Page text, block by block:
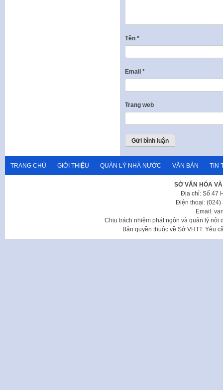
Tên *
Email *
Trang web
TRANG CHỦ GIỚI THIỆU QUẢN LÝ NHÀ NƯỚC VĂN BẢN TIN
SỞ VĂN HÓA
Địa chỉ: Số 47
Điện thoại: (024)
Email:
Chịu trách nhiệm phát ngôn và quản lý nội
Bản quyền thuộc về Sở VHTT. Yêu